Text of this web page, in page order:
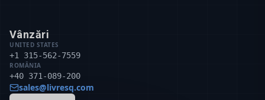
Vânzări
UNITED STATES
+1 315-562-7559
ROMÂNIA
+40 371-089-200
sales@livresq.com